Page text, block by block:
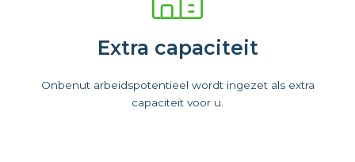
Extra capaciteit
Onbenut arbeidspotentieel wordt ingezet als extra
capaciteit voor u.